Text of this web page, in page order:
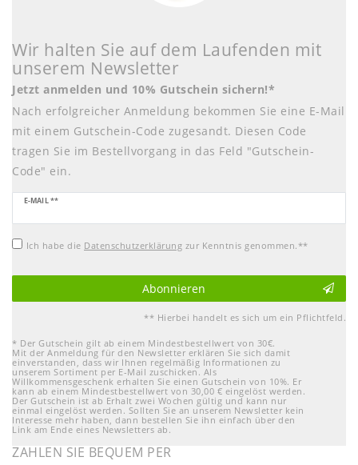
Wir halten Sie auf dem Laufenden mit
unserem Newsletter
Jetzt anmelden und 10% Gutschein sichern!*
Nach erfolgreicher Anmeldung bekommen Sie eine E-Mail
mit einem Gutschein-Code zugesandt. Diesen Code
tragen Sie im Bestellvorgang in das Feld "Gutschein-
Code" ein.
E-MAIL **
Newsletter
Honig
Ich habe die Daten­schutz­erklärung zur Kenntnis genommen.**
Abonnieren
** Hierbei handelt es sich um ein Pflichtfeld.
* Der Gutschein gilt ab einem Mindestbestellwert von 30€.
Mit der Anmeldung für den Newsletter erklären Sie sich damit
einverstanden, dass wir Ihnen regelmäßig Informationen zu
unserem Sortiment per E-Mail zuschicken. Als
Willkommensgeschenk erhalten Sie einen Gutschein von 10%. Er
kann ab einem Mindestbestellwert von 30,00 € eingelöst werden.
Der Gutschein ist ab Erhalt zwei Wochen gültig und kann nur
einmal eingelöst werden. Sollten Sie an unserem Newsletter kein
Interesse mehr haben, dann bestellen Sie ihn einfach über den
Link am Ende eines Newsletters ab.
ZAHLEN SIE BEQUEM PER